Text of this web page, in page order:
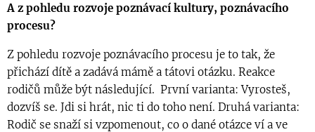
A z pohledu rozvoje poznávací kultury, poznávacího
procesu?
Z pohledu rozvoje poznávacího procesu je to tak, že
přichází dítě a zadává mámě a tátovi otázku. Reakce
rodičů může být následující. První varianta: Vyrosteš,
dozvíš se. Jdi si hrát, nic ti do toho není. Druhá varianta:
Rodič se snaží si vzpomenout, co o dané otázce ví a ve